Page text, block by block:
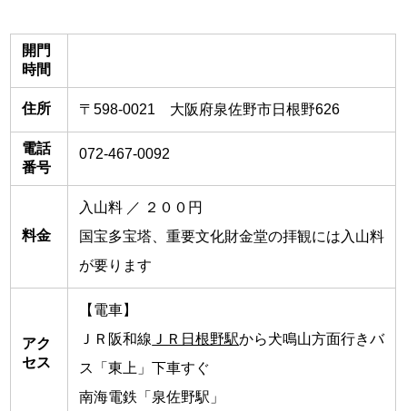
開門
時間
住所 〒598-0021 大阪府泉佐野市日根野626
電話
番号
072-467-0092
料金
入山料 ／ ２００円
国宝多宝塔、重要文化財金堂の拝観には入山料
が要ります
アク
セス
【電車】
ＪＲ阪和線 ＪＲ日根野駅から犬鳴山方面行きバ
ス「東上」下車すぐ
南海電鉄「泉佐野駅」